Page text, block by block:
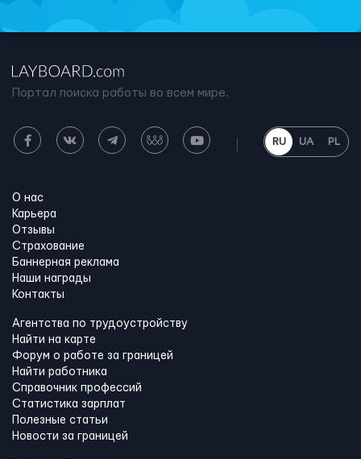
Портал поиска работы во всем мире.
RU UA PL
О нас
Карьера
Отзывы
Страхование
Баннерная реклама
Наши награды
Контакты
Агентства по трудоустройству
Найти на карте
Форум о работе за границей
Найти работника
Справочник профессий
Статистика зарплат
Полезные статьи
Новости за границей